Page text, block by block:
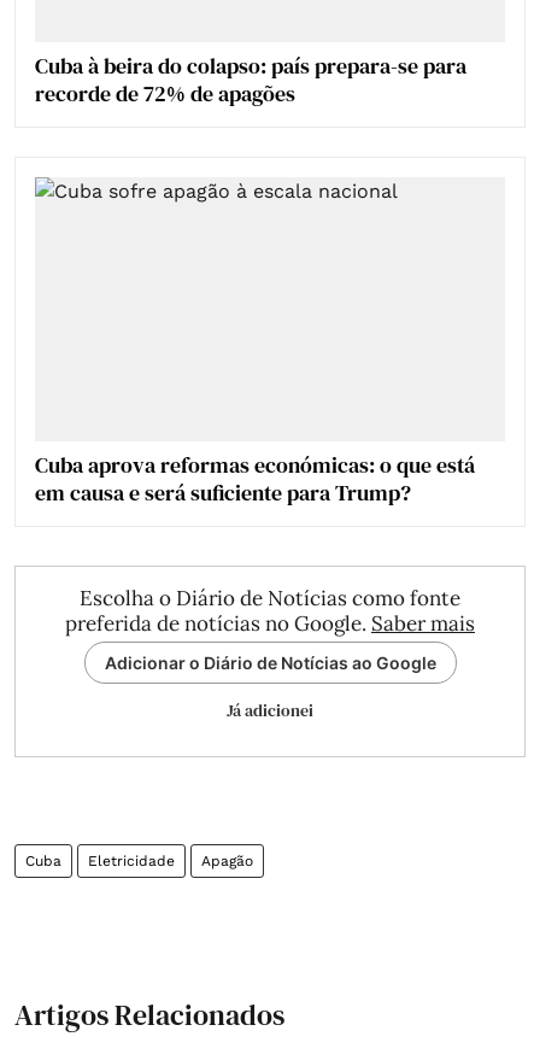
Cuba à beira do colapso: país prepara-se para
recorde de 72% de apagões
Cuba aprova reformas económicas: o que está
em causa e será suficiente para Trump?
Escolha o Diário de Notícias como fonte
preferida de notícias no Google. Saber mais
Adicionar o Diário de Notícias ao Google
Já adicionei
Cuba Eletricidade Apagão
Artigos Relacionados